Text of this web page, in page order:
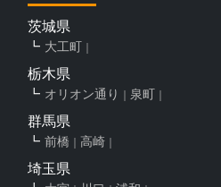
茨城県
大工町
栃木県
オリオン通り 泉町
群馬県
前橋 高崎
埼玉県